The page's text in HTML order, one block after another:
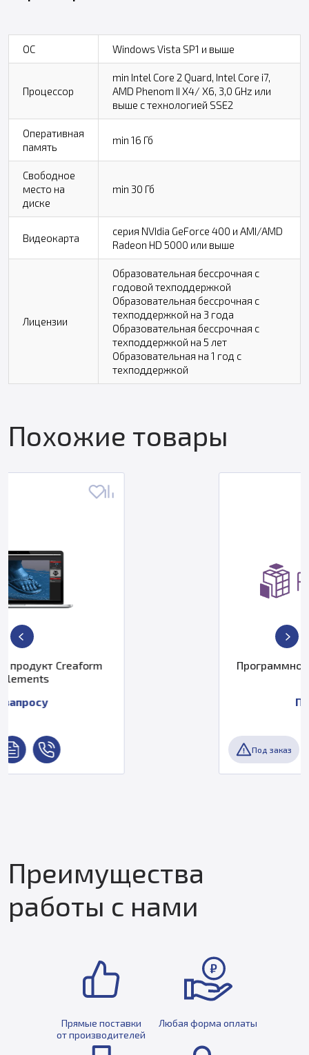
ОС Windows Vista SP1 и выше
Процессор
min Intel Core 2 Quard, Intel Core i7,
AMD Phenom II X4/ X6, 3,0 GHz или
выше с технологией SSE2
Оперативная
память
min 16 Гб
Свободное
место на
диске
min 30 Гб
Видеокарта
серия NVIdia GeForce 400 и AMI/AMD
Radeon HD 5000 или выше
Лицензии
Образовательная бессрочная с
годовой техподдержкой
Образовательная бессрочная с
техподдержкой на 3 года
Образовательная бессрочная с
техподдержкой на 5 лет
Образовательная на 1 год с
техподдержкой
Похожие товары
Программное обеспечение
Преимущества
работы с нами
Прямые поставки
от производителей
Любая форма оплаты